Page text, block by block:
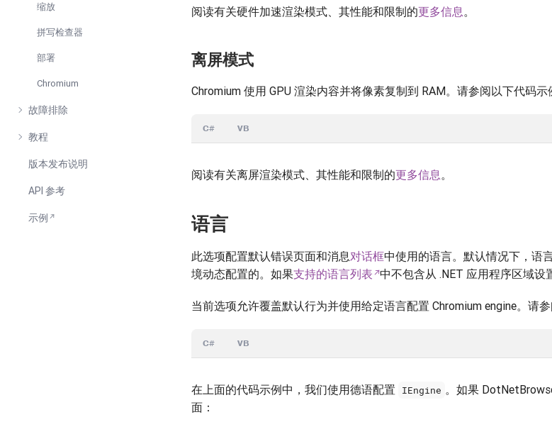
缩放
拼写检查器
部署
Chromium
故障排除
教程
版本发布说明
API 参考
示例
阅读有关硬件加速渲染模式、其性能和限制的更多信息。
离屏模式
Chromium 使用 GPU 渲染内容并将像素复制到 RAM。请参阅以下代码示
C# VB
阅读有关离屏渲染模式、其性能和限制的更多信息。
语言
此选项配置默认错误页面和消息对话框中使用的语言。默认情况下，语
境动态配置的。如果支持的语言列表 中不包含从 .NET 应用程序区域设
当前选项允许覆盖默认行为并使用给定语言配置 Chromium engine。请
C# VB
在上面的代码示例中，我们使用德语配置 IEngine 。如果
面：